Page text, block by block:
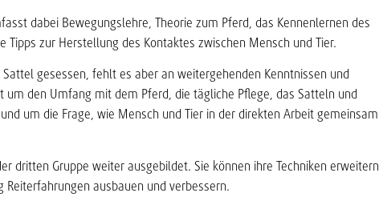
dabei Bewegungslehre, Theorie zum Pferd, das Kennenlernen des
Tipps zur Herstellung des Kontaktes zwischen Mensch und Tier.
gesessen, fehlt es aber an weitergehenden Kenntnissen und
um den Umfang mit dem Pferd, die tägliche Pflege, das Satteln und
um die Frage, wie Mensch und Tier in der direkten Arbeit gemeinsam
dritten Gruppe weiter ausgebildet. Sie können ihre Techniken erweitern
ausbauen und verbessern.